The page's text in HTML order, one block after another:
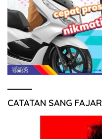
CATATAN SANG FAJAR